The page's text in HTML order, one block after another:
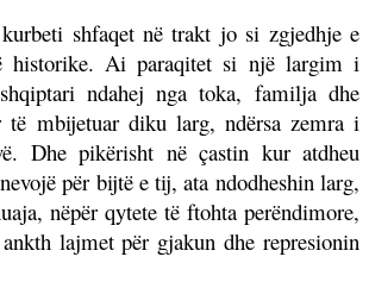
shfaqet në trakt jo si zgjedhje e
historike. Ai paraqitet si një largim i
ndahej nga toka, familja dhe
të mbijetuar diku larg, ndërsa zemra i
Dhe pikërisht në çastin kur atdheu
për bijtë e tij, ata ndodheshin larg,
nëpër qytete të ftohta perëndimore,
lajmet për gjakun dhe represionin